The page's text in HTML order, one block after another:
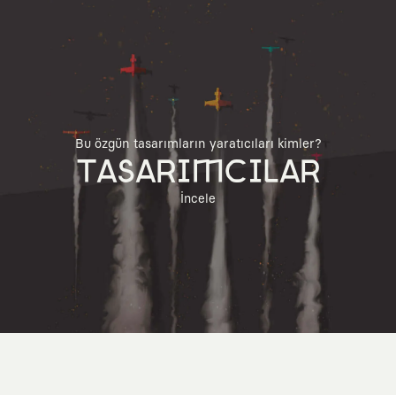
Bu özgün tasarımların yaratıcıları kimler?
TASARIMCILAR
İncele